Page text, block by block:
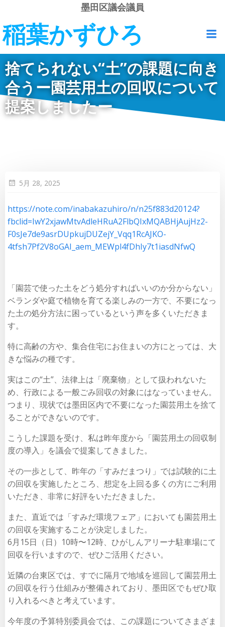
コ
テ
ン
ツ
へ
ス
キ
墨田区議会議員
稲葉かずひろ
捨てられない“土”の課題に向き
合うー園芸用土の回収について
提案しましたー
5月 28, 2025
https://note.com/inabakazuhiro/n/n25f883d20124?
fbclid=IwY2xjawMtvAdleHRuA2FlbQIxMQABHjAujHz2-
F0sJe7de9asrDUpkujDUZejY_Vqq1RcAJKO-
4tfsh7Pf2V8oGAI_aem_MEWpl4fDhIy7t1iasdNfwQ
「園芸で使った土をどう処分すればいいのか分からない」
ベランダや庭で植物を育てる楽しみの一方で、不要になっ
た土の処分方法に困っているという声を多くいただきま
す。
特に高齢の方や、集合住宅にお住まいの方にとっては、大
きな悩みの種です。
実はこの“土”、法律上は「廃棄物」として扱われないた
め、行政による一般ごみ回収の対象にはなっていません。
つまり、現状では墨田区内で不要になった園芸用土を捨て
ることができないのです。
こうした課題を受け、私は昨年度から「園芸用土の回収制
度の導入」を議会で提案してきました。
その一歩として、昨年の「すみだまつり」では試験的に土
の回収を実施したところ、想定を上回る多くの方にご利用
いただき、非常に好評をいただきました。
また、直近では「すみだ環境フェア」においても園芸用土
の回収を実施することが決定しました。
6月15日（日）10時〜12時、ひがしんアリーナ駐車場にて
回収を行いますので、ぜひご活用ください。
近隣の台東区では、すでに隔月で地域を巡回して園芸用土
の回収を行う仕組みが整備されており、墨田区でもぜひ取
り入れるべきと考えています。
今年度の予算特別委員会では、この課題についてさまざま